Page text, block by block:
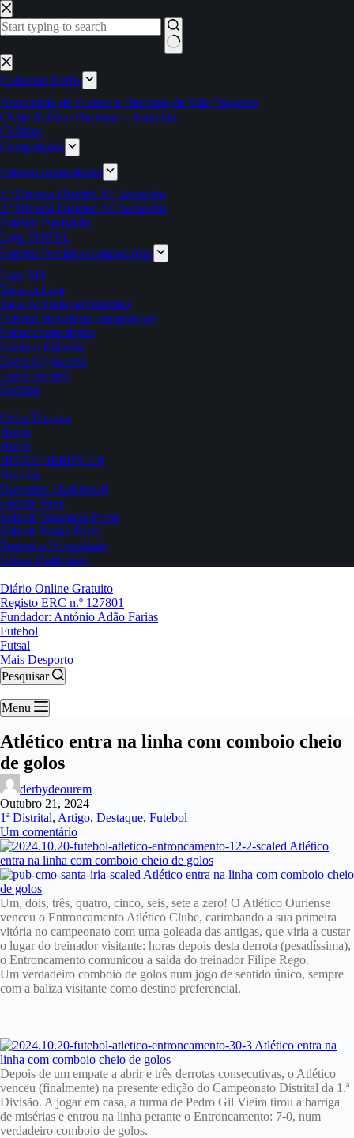
Pular
para
o
Sem
resultados
Cadernos Derby
Associação de Cultura e Desporto de Vale Travesso
Clube Atlético Ouriense – feminino
Ciclismo
Competições
Futebol competições
1.ª Divisão Distrital AF Santarém
2.ª Divisão Distrital AF Santarém
Futebol Formação
Liga INATEL
Futebol Feminino competições
Liga BPI
Taça da Liga
Taça de Portugal feminina
Futebol masculino competições
Futsal competições
Estatuto Editorial
Event Organizers
Event Venues
Eventos
Ficha Técnica
Home
Home
HOME DERBY 2.0
Notícias
Organizer Dashboard
Sample Page
Submit Organizer Form
Submit Venue Form
Termos e Privacidade
Venue Dashboard
Diário Online Gratuito
Registo ERC n.º 127801
Fundador: António Adão Farias
Futebol
Futsal
Mais Desporto
Pesquisar
Menu
Atlético entra na linha com comboio cheio
de golos
derbydeourem
Outubro 21, 2024
1ª Distrital, Artigo, Destaque, Futebol
Um comentário
Um, dois, três, quatro, cinco, seis, sete a zero! O Atlético Ouriense
venceu o Entroncamento Atlético Clube, carimbando a sua primeira
vitória no campeonato com uma goleada das antigas, que viria a custar
o lugar do treinador visitante: horas depois desta derrota (pesadíssima),
o Entroncamento comunicou a saída do treinador Filipe Rego.
Um verdadeiro comboio de golos num jogo de sentido único, sempre
com a baliza visitante como destino preferencial.
Depois de um empate a abrir e três derrotas consecutivas, o Atlético
venceu (finalmente) na presente edição do Campeonato Distrital da 1.ª
Divisão. A jogar em casa, a turma de Pedro Gil Vieira tirou a barriga
de misérias e entrou na linha perante o Entroncamento: 7-0, num
verdadeiro comboio de golos.